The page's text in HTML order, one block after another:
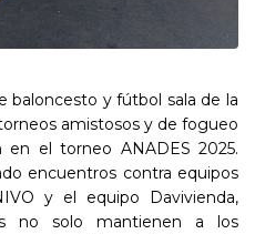
baloncesto y fútbol sala de la
amistosos y de fogueo
en el torneo ANADES 2025.
encuentros contra equipos
y el equipo Davivienda,
no solo mantienen a los